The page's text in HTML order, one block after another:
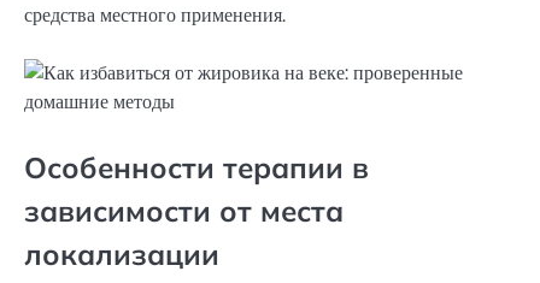
средства местного применения.
Особенности терапии в
зависимости от места
локализации